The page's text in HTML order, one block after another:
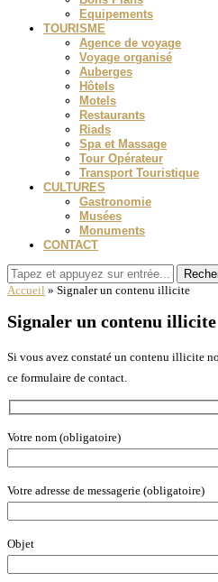
Equipements
TOURISME
Agence de voyage
Voyage organisé
Auberges
Hôtels
Motels
Restaurants
Riads
Spa et Massage
Tour Opérateur
Transport Touristique
CULTURES
Gastronomie
Musées
Monuments
CONTACT
Accueil » Signaler un contenu illicite
Signaler un contenu illicite
Si vous avez constaté un contenu illicite
ce formulaire de contact.
Votre nom (obligatoire)
Votre adresse de messagerie (obligatoire)
Objet